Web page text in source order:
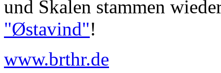
und Skalen stammen
"Østavind"!
www.brthr.de